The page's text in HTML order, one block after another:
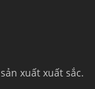
xuất xuất sắc.